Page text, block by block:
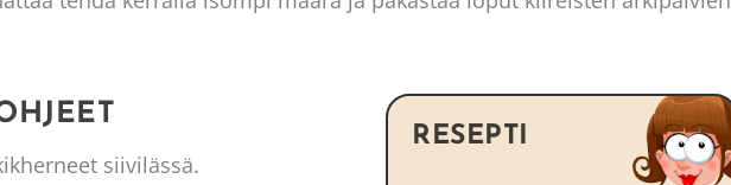
siivilässä.
RESEPTI